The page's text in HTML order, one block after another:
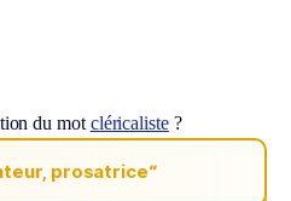
du mot cléricaliste?
prosatrice“